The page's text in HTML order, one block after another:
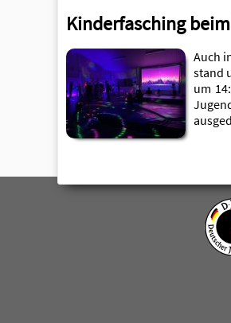
Kinderfasching
Auch
stand
um